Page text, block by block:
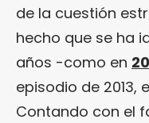
de la cuestión
hecho que se ha
años -como en
episodio de 2013,
Contando con el